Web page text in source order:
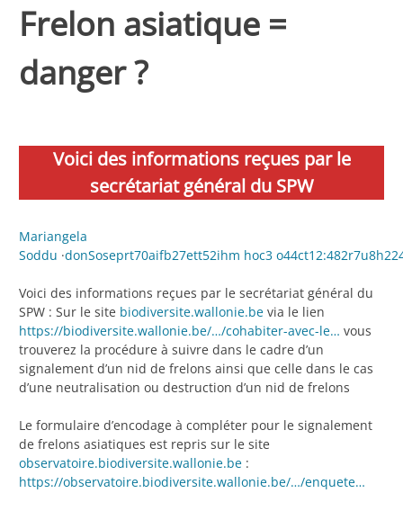
Frelon asiatique =
danger ?
Voici des informations reçues par le
secrétariat général du SPW
Mariangela
Soddu ·donSoseprt70aifb27ett52ihm hoc3
Voici des informations reçues par le secrétariat général du
SPW : Sur le site biodiversite.wallonie.be via le lien
https://biodiversite.wallonie.be/…/cohabiter-avec-le… vous
trouverez la procédure à suivre dans le cadre d’un
signalement d’un nid de frelons ainsi que celle dans le cas
d’une neutralisation ou destruction d’un nid de frelons
Le formulaire d’encodage à compléter pour le signalement
de frelons asiatiques est repris sur le site
observatoire.biodiversite.wallonie.be :
https://observatoire.biodiversite.wallonie.be/…/enquete…